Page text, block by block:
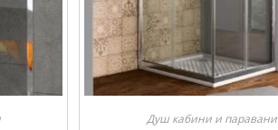
Душ кабини и паравани